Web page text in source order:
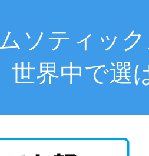
ソティッ
世界中で選